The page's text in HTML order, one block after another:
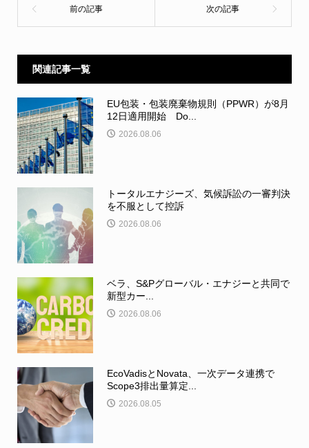
関連記事一覧
EU包装・包装廃棄物規則（PPWR）が8月
12日適用開始 Do...
2026.08.06
トータルエナジーズ、気候訴訟の一審判決
を不服として控訴
2026.08.06
ベラ、S&Pグローバル・エナジーと共同で
新型カー...
2026.08.06
EcoVadisとNovata、一次データ連携で
Scope3排出量算定...
2026.08.05